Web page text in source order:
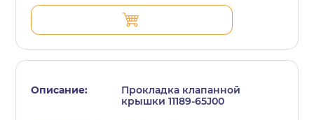
Прокладка клапанной
крышки 11189-65J00